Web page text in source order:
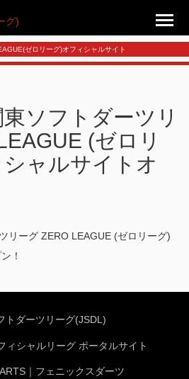
ゼロリーグ)オフィシャルサイト
ソフトダーツリ
(ゼロリ
ャルサイトオ
リーグ ZERO LEAGUE (ゼロリーグ)
！